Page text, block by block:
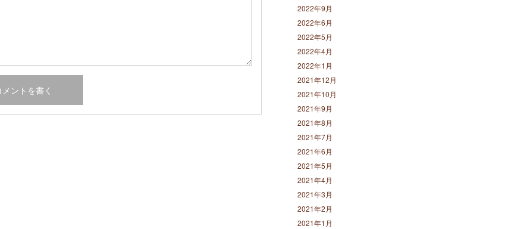
2022年9月
2022年6月
2022年5月
2022年4月
2022年1月
2021年12月
2021年10月
2021年9月
2021年8月
2021年7月
2021年6月
2021年5月
2021年4月
2021年3月
2021年2月
2021年1月